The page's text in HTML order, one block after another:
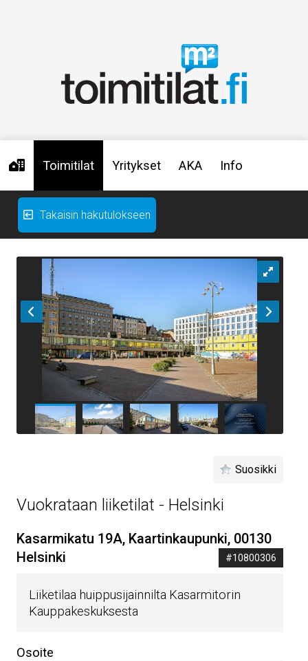
Toimitilat Yritykset AKA Info
Takaisin hakutulokseen
Suosikki
Vuokrataan liiketilat - Helsinki
Kasarmikatu 19A, Kaartinkaupunki, 00130
Helsinki
#10800306
Liiketilaa huippusijainnilta Kasarmitorin
Kauppakeskuksesta
Osoite